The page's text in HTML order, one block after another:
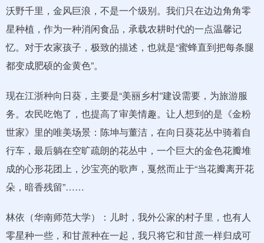
沃野千里，金风巨浪，不是一个级别。我们只在边边角角零
星种植，作为一种消闲食品，承载农耕时代的一点温馨记
忆。对于农家孩子，极致的描述，也就是“蜜蜂直到把每条腿
都变成肥硕的金黄色”。
现在江浙种向日葵，主要是“美丽乡村”建设需要，为旅游服
务。农民吃饱了，也提高了审美情趣。让人想到的是《金粉
世家》里的唯美场景：陈坤与董洁，在向日葵花丛中骑着自
行车，最后躺在空旷疏朗的花丛中，一个巨大的金色花瓣堆
成的心形花团上，沙宝亮的歌声，戛然而止于“当花瓣离开花
朵，暗香残留”……
林依（华南师范大学）：儿时，我外公家的村子里，也有人
零星种一些，和甘蔗种在一起，我只将它和甘蔗一样归成可